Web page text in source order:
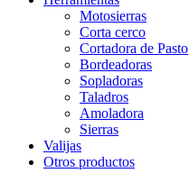
Motosierras
Corta cerco
Cortadora de Pasto
Bordeadoras
Sopladoras
Taladros
Amoladora
Sierras
Valijas
Otros productos